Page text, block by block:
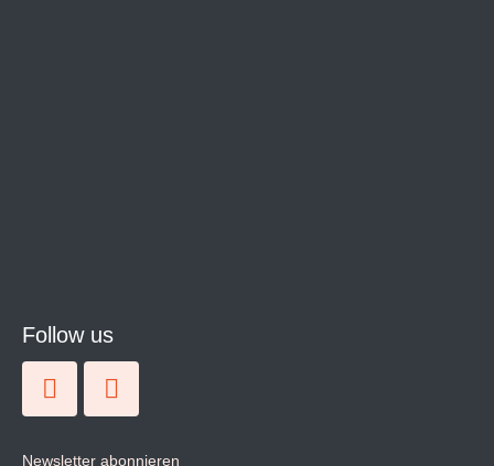
Follow us
Newsletter abonnieren